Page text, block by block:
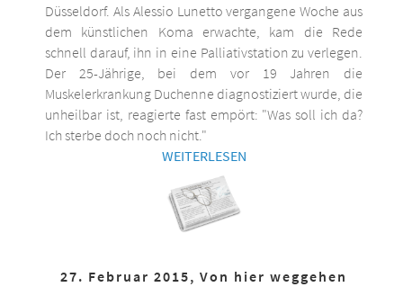
Düsseldorf. Als Alessio Lunetto vergangene Woche aus
dem künstlichen Koma erwachte, kam die Rede
schnell darauf, ihn in eine Palliativstation zu verlegen.
Der 25-Jährige, bei dem vor 19 Jahren die
Muskelerkrankung Duchenne diagnostiziert wurde, die
unheilbar ist, reagierte fast empört: "Was soll ich da?
Ich sterbe doch noch nicht."
WEITERLESEN
27. Februar 2015, Von hier weggehen